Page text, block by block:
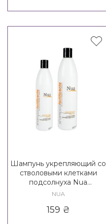
Шампунь укрепляющий со
стволовыми клетками
подсолнуха Nua
Fortificante Shampoo
NUA
159 ₴